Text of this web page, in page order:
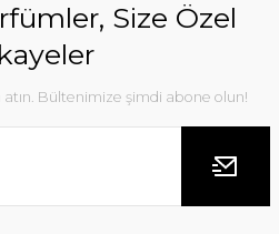
Size Özel
atın. Bültenimize şimdi abone olun!